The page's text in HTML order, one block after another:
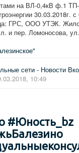
на ВЛ-0,4кВ ф.1
30.03.2018г.
ГРС, ООО УТЭК.
и пер. Ломоносова,
сети - Новости
10:49
#Юность_bz